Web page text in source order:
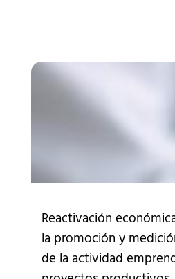
Reactivación
la promoción y
de la actividad